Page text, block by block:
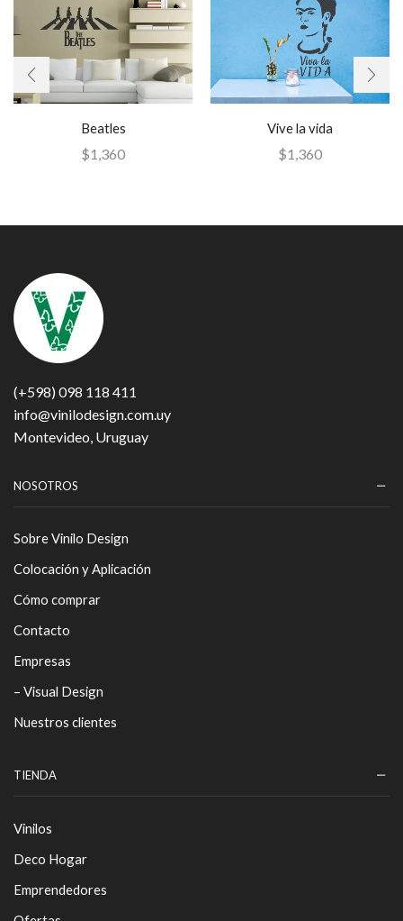
Beatles
$1,360
Vive la vida
$1,360
(+598) 098 118 411
info@vinilodesign.com.uy
Montevideo, Uruguay
NOSOTROS
Sobre Vinilo Design
Colocación y Aplicación
Cómo comprar
Contacto
Empresas
– Visual Design
Nuestros clientes
TIENDA
Vinilos
Deco Hogar
Emprendedores